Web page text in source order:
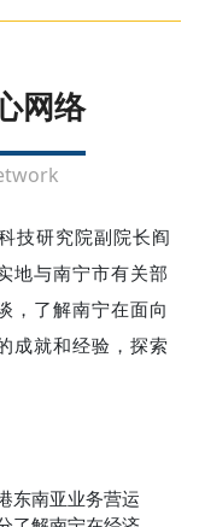
网络
技研究院副院长阎
地与南宁市有关部
，了解南宁在面向
成就和经验，探索
东南亚业务营运